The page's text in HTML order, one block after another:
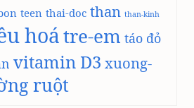
n
-
l
o
i
teen thai-doc than than-kinh
hoátre-em táo đỏ
vitamin D3 xuong-
ruột